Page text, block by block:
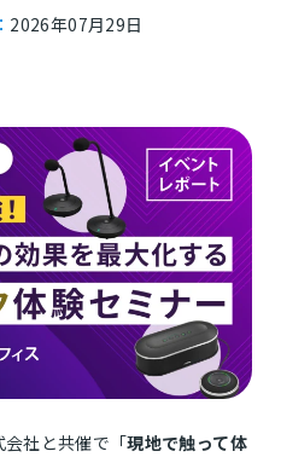
2026年07月29日
社と共催で「現地で触って体